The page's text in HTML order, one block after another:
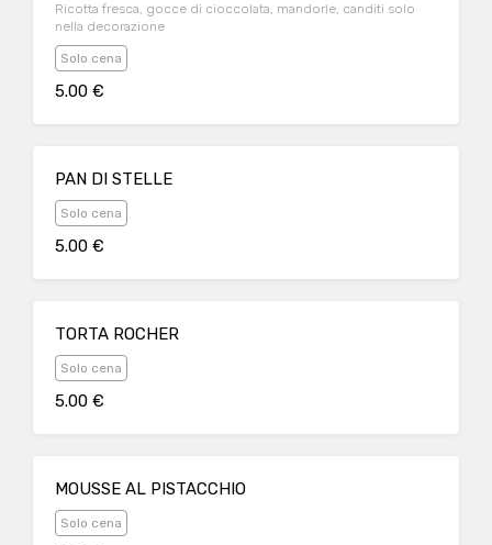
Ricotta fresca, gocce di cioccolata, mandorle, canditi solo
nella decorazione
Solo cena
5.00 €
PAN DI STELLE
Solo cena
5.00 €
TORTA ROCHER
Solo cena
5.00 €
MOUSSE AL PISTACCHIO
Solo cena